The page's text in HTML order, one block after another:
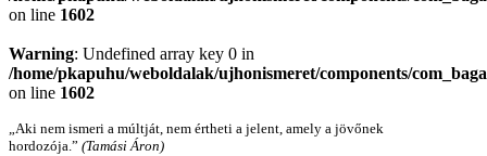
on line 1602
Warning: Undefined array key 0 in
/home/pkapuhu/weboldalak/ujhonismeret/components/
on line 1602
„Aki nem ismeri a múltját, nem értheti a jelent, amely a jövőnek
hordozója.” (Tamási Áron)